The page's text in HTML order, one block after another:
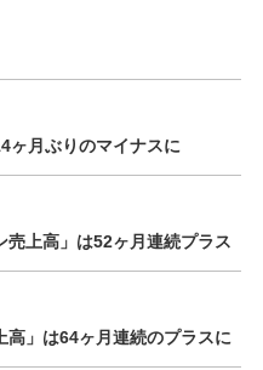
ヶ月ぶりのマイナスに
上高」は52ヶ月連続プラス
」は64ヶ月連続のプラスに